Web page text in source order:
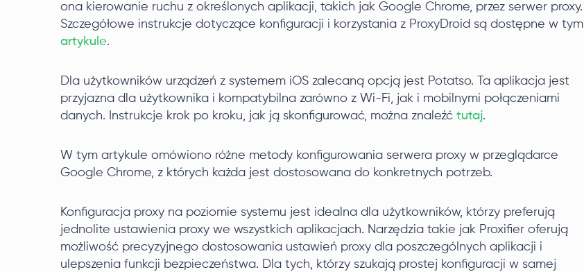
ona kierowanie ruchu z określonych aplikacji, takich jak Google Chrome, przez serwer proxy.
Szczegółowe instrukcje dotyczące konfiguracji i korzystania z ProxyDroid są dostępne w tym
artykule.
Dla użytkowników urządzeń z systemem iOS zalecaną opcją jest Potatso. Ta aplikacja jest
przyjazna dla użytkownika i kompatybilna zarówno z Wi-Fi, jak i mobilnymi połączeniami
danych. Instrukcje krok po kroku, jak ją skonfigurować, można znaleźć tutaj.
W tym artykule omówiono różne metody konfigurowania serwera proxy w przeglądarce
Google Chrome, z których każda jest dostosowana do konkretnych potrzeb.
Konfiguracja proxy na poziomie systemu jest idealna dla użytkowników, którzy preferują
jednolite ustawienia proxy we wszystkich aplikacjach. Narzędzia takie jak Proxifier oferują
możliwość precyzyjnego dostosowania ustawień proxy dla poszczególnych aplikacji i
ulepszenia funkcji bezpieczeństwa. Dla tych, którzy szukają prostej konfiguracji w samej